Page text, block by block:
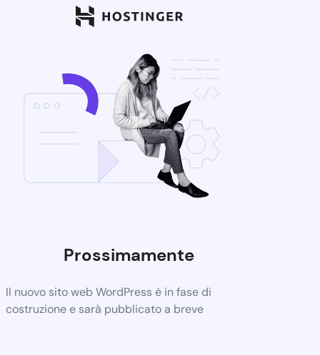
Prossimamente
Il nuovo sito web WordPress è in fase di
costruzione e sarà pubblicato a breve